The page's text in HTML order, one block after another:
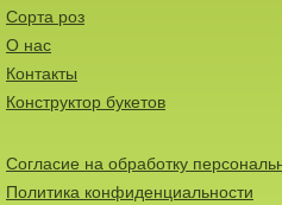
Сорта роз
О нас
Контакты
Конструктор букетов
Согласие на обработку
Политика конфиденциальности